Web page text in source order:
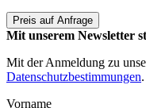
Preis auf Anfrage
Mit unserem Newsletter
Mit der Anmeldung zu
Datenschutzbestimmungen.
Vorname